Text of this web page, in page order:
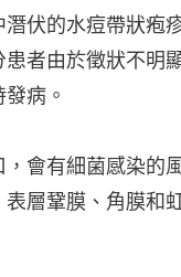
伏的水痘帶狀疱
者由於徵狀不明
病。
會有細菌感染的
層鞏膜、角膜和